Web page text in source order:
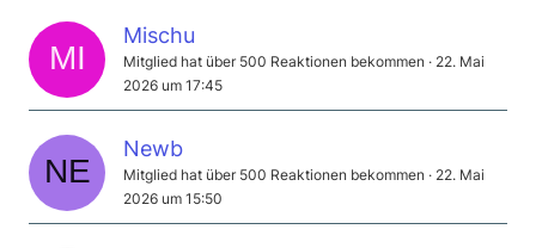
Mischu
Mitglied hat über 500 Reaktionen bekommen
22. Mai
2026 um 17:45
Newb
Mitglied hat über 500 Reaktionen bekommen
22. Mai
2026 um 15:50